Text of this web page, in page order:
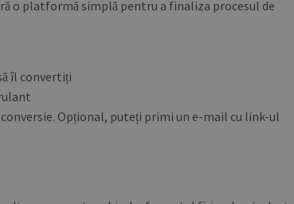
o platformă simplă pentru a finaliza procesul de
îl convertiți
conversie. Opțional, puteți primi un e-mail cu link-ul
blog.transferxl.com